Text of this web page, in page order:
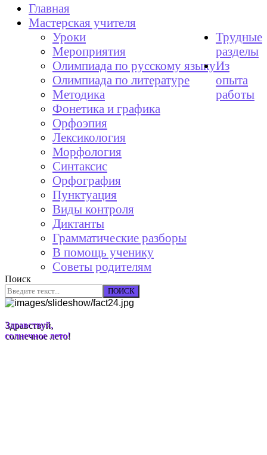
Главная
Мастерская учителя
Уроки
Мероприятия
Олимпиада по русскому языку
Олимпиада по литературе
Методика
Трудные
разделы
Фонетика и графика
Орфоэпия
Лексикология
Морфология
Синтаксис
Орфография
Пунктуация
Из
опыта
работы
Виды контроля
Диктанты
Грамматические разборы
В помощь ученику
Советы родителям
Поиск
ПОИСК
Здравствуй,
солнечное лето!